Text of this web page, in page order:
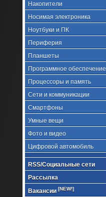
Накопители
Носимая электроника
Ноутбуки и ПК
Периферия
Планшеты
Программное обеспечение
Процессоры и память
Сети и коммуникации
Смартфоны
Умные вещи
Фото и видео
Цифровой автомобиль
RSS/Социальные сети
Рассылка
Вакансии [NEW!]